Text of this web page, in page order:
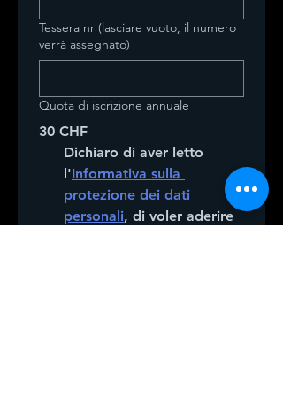
Tessera nr (lasciare vuoto, il numero
verrà assegnato)
Quota di iscrizione annuale
30 CHF
Dichiaro di aver letto
l'Informativa sulla
protezione dei dati
personali, di voler aderire